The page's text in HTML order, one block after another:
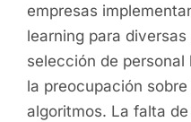
empresas
learning para
selección de
la preocupación
algoritmos. La falta